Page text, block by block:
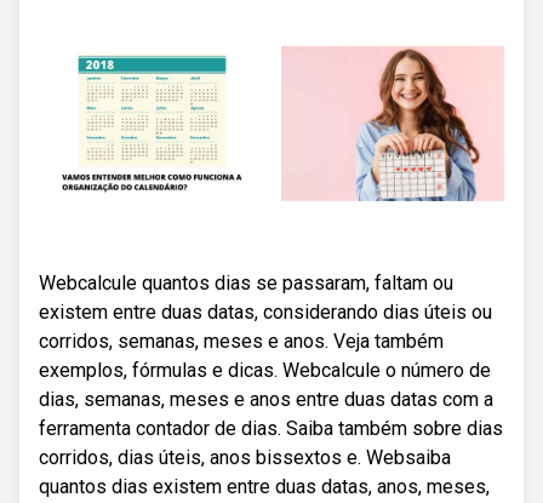
Webcalcule quantos dias se passaram, faltam ou
existem entre duas datas, considerando dias úteis ou
corridos, semanas, meses e anos. Veja também
exemplos, fórmulas e dicas. Webcalcule o número de
dias, semanas, meses e anos entre duas datas com a
ferramenta contador de dias. Saiba também sobre dias
corridos, dias úteis, anos bissextos e. Websaiba
quantos dias existem entre duas datas, anos, meses,